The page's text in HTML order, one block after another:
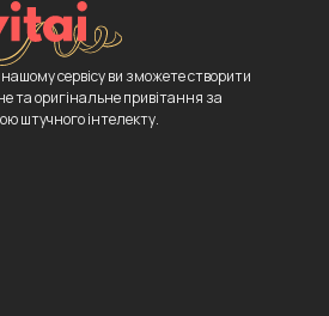
сервісу ви зможете створити
та оригінальне привітання за
штучного інтелекту.